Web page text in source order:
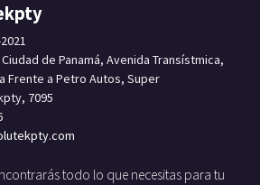
de Panamá, Avenida Transístmica,
Frente a Petro Autos, Super
7095
todo lo que necesitas para tu